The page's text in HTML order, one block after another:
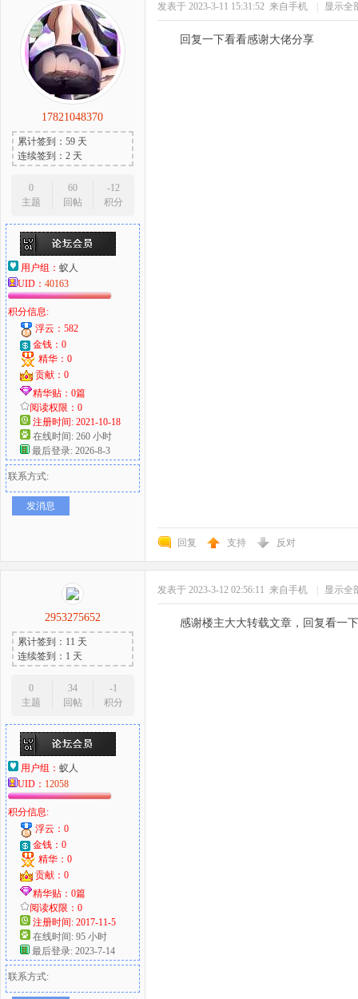
17821048370
累计签到：59 天
连续签到：2 天
0
主题
60
回帖
-12
积分
用户组： 蚁人
UID： 40163
积分信息:
浮云：582
金钱：0
精华：0
贡献：0
精华贴：0篇
阅读权限：0
注册时间: 2021-10-18
在线时间: 260 小时
最后登录: 2026-8-3
联系方式:
发消息
发表于 2023-3-11 15:31:52 来自手机 显示全
回复一下看看感谢大佬分享
回复 支持 反对
2953275652
累计签到：11 天
连续签到：1 天
0
主题
34
回帖
-1
积分
用户组： 蚁人
UID： 12058
积分信息:
浮云：0
金钱：0
精华：0
贡献：0
精华贴：0篇
阅读权限：0
注册时间: 2017-11-5
在线时间: 95 小时
最后登录: 2023-7-14
联系方式:
发表于 2023-3-12 02:56:11 来自手机 显示全
感谢楼主大大转载文章，回复看一